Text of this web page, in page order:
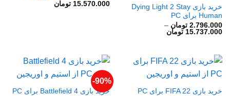
خرید بازی Dying Light 2 Stay
Human برای PC
2.796.000 تومان –
15.737.000 تومانمحدوده
15.737.000 تومان
15.570.000 تومان
خرید بازی FIFA 22 برای PC
90%-
خرید بازی Battlefield 4 برای PC